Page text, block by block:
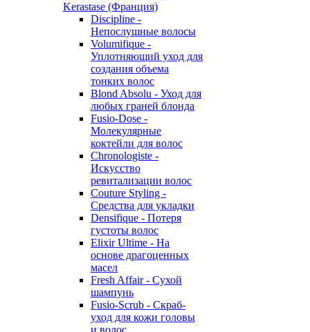
Kerastase (Франция)
Discipline -
Непослушные волосы
Volumifique -
Уплотняющий уход для
создания объема
тонких волос
Blond Absolu - Уход для
любых граней блонда
Fusio-Dose -
Молекулярные
коктейли для волос
Chronologiste -
Искусство
ревитализации волос
Couture Styling -
Средства для укладки
Densifique - Потеря
густоты волос
Elixir Ultime - На
основе драгоценных
масел
Fresh Affair - Сухой
шампунь
Fusio-Scrub - Скраб-
уход для кожи головы
и волос